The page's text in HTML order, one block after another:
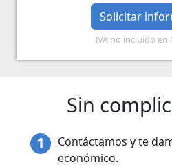
Solicitar
IVA no incluido en
Sin
Contáctamos y te
económico.